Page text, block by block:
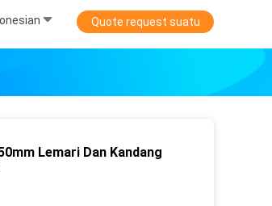
Quote request suatu
Lemari Dan Kandang